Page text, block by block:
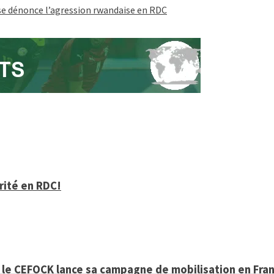
l’agression rwandaise en RDC
en RDC!
CEFOCK lance sa campagne de mobilisation en